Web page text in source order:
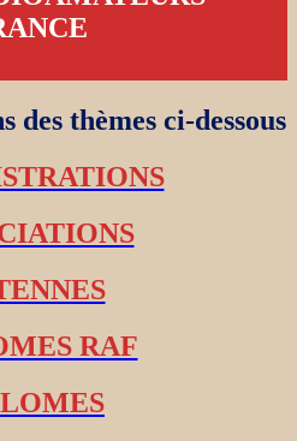
des thèmes ci-dessous
RAF